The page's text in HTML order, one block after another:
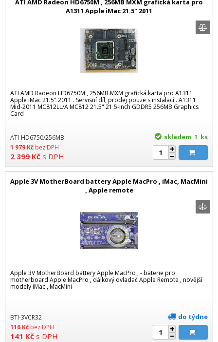
A1311 Apple iMac 21.5" 2011
ATI AMD Radeon HD6750M , 256MB MXM grafická karta pro A1311
Apple iMac 21.5" 2011 . Servisní díl, prodej pouze s instalací . A1311
Mid-2011 MC812LL/A MC812 21.5" 21.5-Inch GDDR5 256MB Graphics
Card
skladem 1 ks
ATI-HD6750/256MB
1 979 Kč bez DPH
2 399 Kč s DPH
Apple 3V MotherBoard battery Apple MacPro , iMac, MacMini
, Apple remote
Apple 3V MotherBoard battery Apple MacPro , - baterie pro
motherboard Apple MacPro , dálkový ovladač Apple Remote , novější
modely iMac , MacMini
do týdne
BTI-3VCR32
116 Kč bez DPH
141 Kč s DPH